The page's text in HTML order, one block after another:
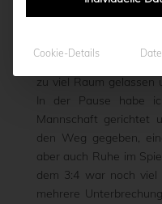
Spiel. Wir haben dem
zu viel Raum gelassen
In der Pause habe
Mannschaft gerichtet
den Weg gegeben,
aber auch Ruhe im
dem 3:4 war noch viel
mehrere
Cookie-Details